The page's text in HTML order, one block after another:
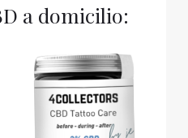
a domicilio: